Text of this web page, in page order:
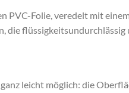
PVC-Folie, veredelt mit
die
leicht möglich: die